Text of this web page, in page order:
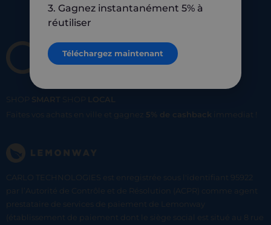
SHOP SMART SHOP
LOCAL
Faites vos achats en ville et gagnez 5% de cashback immediat !
CARLO TECHNOLOGIES est enregistrée sous l'identifiant 95922
par l’Autorité de Contrôle et de Résolution (ACPR) comme agent
prestataire de services de paiement de Lemonway
(établissement de paiement dont le siège social est situé au 8 rue
3. Gagnez instantanément 5% à
réutiliser
Téléchargez maintenant